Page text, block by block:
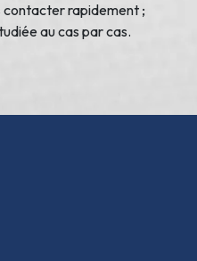
contacter rapidement ;
au cas par cas.